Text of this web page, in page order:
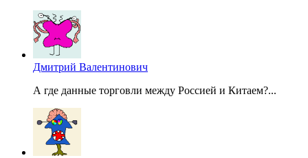
Дмитрий Валентинович
А где данные торговли между Россией и Китаем?...